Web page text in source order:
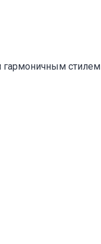
гармоничным стилем
✕